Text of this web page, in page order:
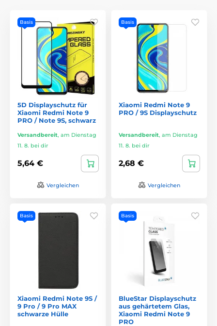
Basis
5D Displayschutz für
Xiaomi Redmi Note 9
PRO / Note 9S, schwarz
Versandbereit, am Dienstag
11. 8. bei dir
5,64 €
Vergleichen
Basis
Xiaomi Redmi Note 9
PRO / 9S Displayschutz
Versandbereit, am Dienstag
11. 8. bei dir
2,68 €
Vergleichen
Basis
Xiaomi Redmi Note 9S /
9 Pro / 9 Pro MAX
schwarze Hülle
Basis
BlueStar Displayschutz
aus gehärtetem Glas,
Xiaomi Redmi Note 9
PRO